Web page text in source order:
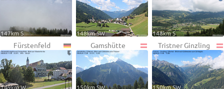
147km S 148km SW 148km S
Fürstenfeld
149km W
Gamshütte
150km SW
Tristner Ginzling
150km SW